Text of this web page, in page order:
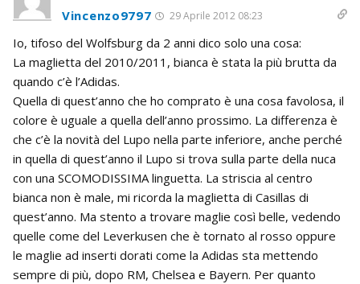
Vincenzo9797 29 Aprile 2012 08:23
Io, tifoso del Wolfsburg da 2 anni dico solo una cosa:
La maglietta del 2010/2011, bianca è stata la più brutta da
quando c’è l’Adidas.
Quella di quest’anno che ho comprato è una cosa favolosa, il
colore è uguale a quella dell’anno prossimo. La differenza è
che c’è la novità del Lupo nella parte inferiore, anche perché
in quella di quest’anno il Lupo si trova sulla parte della nuca
con una SCOMODISSIMA linguetta. La striscia al centro
bianca non è male, mi ricorda la maglietta di Casillas di
quest’anno. Ma stento a trovare maglie così belle, vedendo
quelle come del Leverkusen che è tornato al rosso oppure
le maglie ad inserti dorati come la Adidas sta mettendo
sempre di più, dopo RM, Chelsea e Bayern. Per quanto